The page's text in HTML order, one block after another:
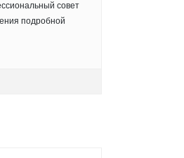
совет
подробной